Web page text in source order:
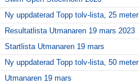
Ny uppdaterad Topp tolv-lista, 25 meter
Resultatlista Utmanaren 19 mars 2023
Startlista Utmanaren 19 mars
Ny uppdaterad Topp tolv-lista, 50 meter
Utmanaren 19 mars